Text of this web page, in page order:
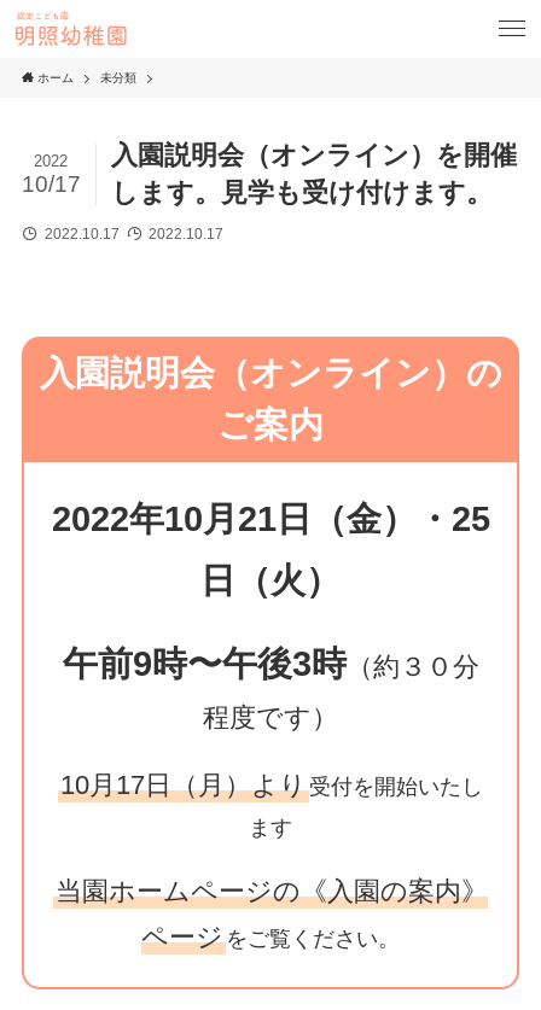
ホーム 未分類
入園説明会（オンライン）を開催
します。見学も受け付けます。
2022
10/17
2022.10.17 2022.10.17
入園説明会（オンライン）の
ご案内
2022年10月21日（金）・25
日（火）
午前9時〜午後3時（約３０分
程度です）
10月17日（月）より受付を開始いたし
ます
当園ホームページの《入園の案内》
ページ をご覧ください。